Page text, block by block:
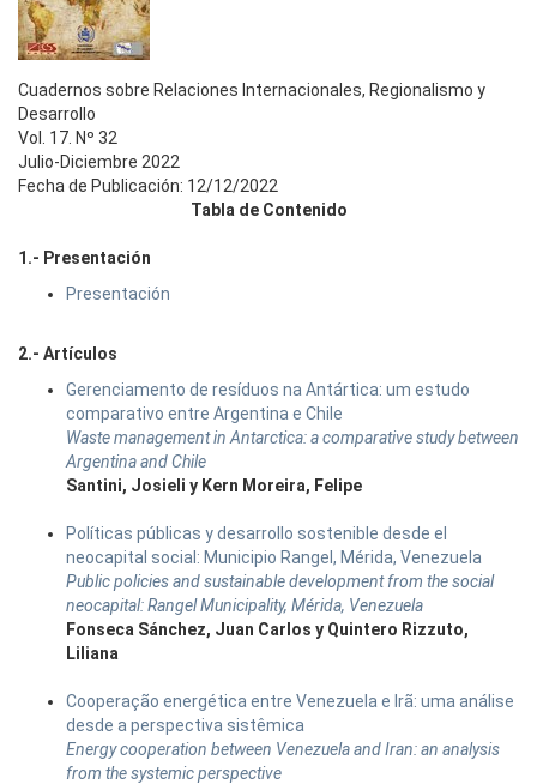
Cuadernos sobre Relaciones Internacionales, Regionalismo y
Desarrollo
Vol. 17. Nº 32
Julio-Diciembre 2022
Fecha de Publicación: 12/12/2022
Tabla de Contenido
1.- Presentación
Presentación
2.- Artículos
Gerenciamento de resíduos na Antártica: um estudo
comparativo entre Argentina e Chile
Waste management in Antarctica: a comparative study between
Argentina and Chile
Santini, Josieli y Kern Moreira, Felipe
Políticas públicas y desarrollo sostenible desde el
neocapital social: Municipio Rangel, Mérida, Venezuela
Public policies and sustainable development from the social
neocapital: Rangel Municipality, Mérida, Venezuela
Fonseca Sánchez, Juan Carlos y Quintero Rizzuto,
Liliana
Cooperação energética entre Venezuela e Irã: uma análise
desde a perspectiva sistêmica
Energy cooperation between Venezuela and Iran: an analysis
from the systemic perspective